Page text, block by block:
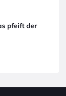
pfeift der